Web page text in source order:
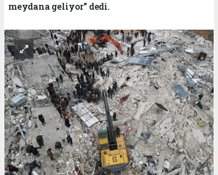
meydana geliyor" dedi.